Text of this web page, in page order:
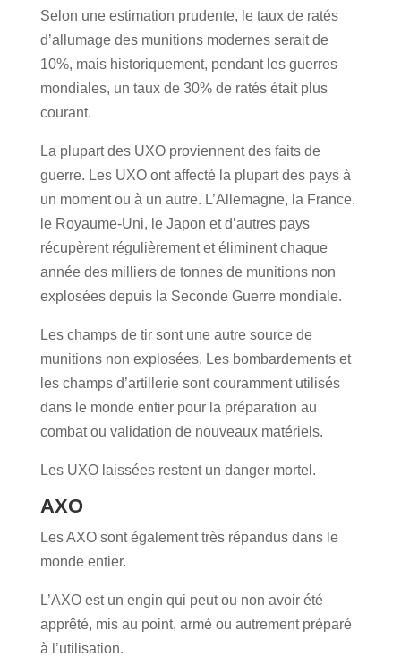
Selon une estimation prudente, le taux de ratés
d’allumage des munitions modernes serait de
10%, mais historiquement, pendant les guerres
mondiales, un taux de 30% de ratés était plus
courant.
La plupart des UXO proviennent des faits de
guerre. Les UXO ont affecté la plupart des pays à
un moment ou à un autre. L’Allemagne, la France,
le Royaume-Uni, le Japon et d’autres pays
récupèrent régulièrement et éliminent chaque
année des milliers de tonnes de munitions non
explosées depuis la Seconde Guerre mondiale.
Les champs de tir sont une autre source de
munitions non explosées. Les bombardements et
les champs d’artillerie sont couramment utilisés
dans le monde entier pour la préparation au
combat ou validation de nouveaux matériels.
Les UXO laissées restent un danger mortel.
AXO
Les AXO sont également très répandus dans le
monde entier.
L’AXO est un engin qui peut ou non avoir été
apprêté, mis au point, armé ou autrement préparé
à l’utilisation.